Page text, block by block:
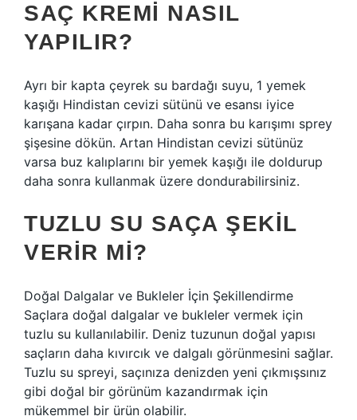
SAÇ KREMI NASIL
YAPILIR?
Ayrı bir kapta çeyrek su bardağı suyu, 1 yemek
kaşığı Hindistan cevizi sütünü ve esansı iyice
karışana kadar çırpın. Daha sonra bu karışımı sprey
şişesine dökün. Artan Hindistan cevizi sütünüz
varsa buz kalıplarını bir yemek kaşığı ile doldurup
daha sonra kullanmak üzere dondurabilirsiniz.
TUZLU SU SAÇA ŞEKIL
VERIR MI?
Doğal Dalgalar ve Bukleler İçin Şekillendirme
Saçlara doğal dalgalar ve bukleler vermek için
tuzlu su kullanılabilir. Deniz tuzunun doğal yapısı
saçların daha kıvırcık ve dalgalı görünmesini sağlar.
Tuzlu su spreyi, saçınıza denizden yeni çıkmışsınız
gibi doğal bir görünüm kazandırmak için
mükemmel bir ürün olabilir.